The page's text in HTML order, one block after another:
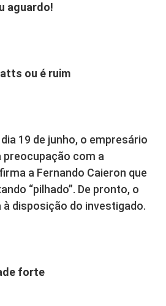
aguardo!
ou é ruim
19 de junho, o empresário
com a
a Fernando Caieron que
“pilhado”. De pronto, o
disposição do investigado.
forte